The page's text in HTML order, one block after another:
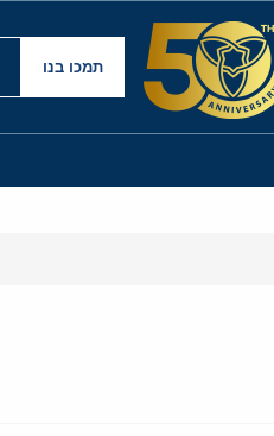
תמכו בנו